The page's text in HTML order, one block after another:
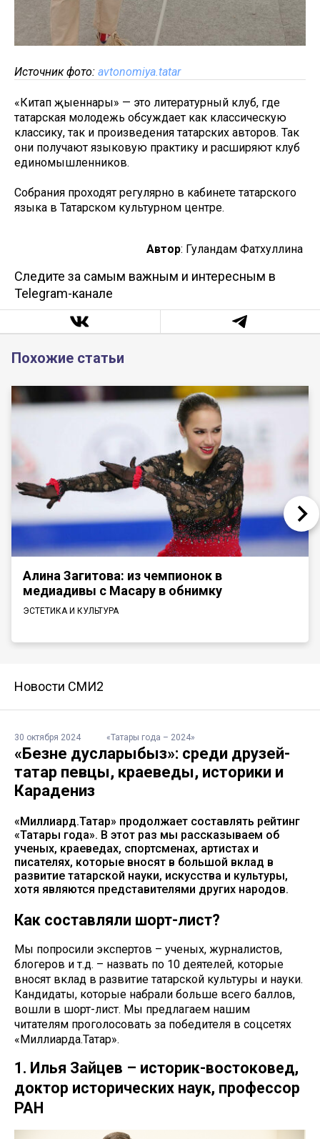
Источник фото: avtonomiya.tatar
«Китап җыеннары» — это литературный клуб, где
татарская молодежь обсуждает как классическую
классику, так и произведения татарских авторов. Так
они получают языковую практику и расширяют клуб
единомышленников.
Собрания проходят регулярно в кабинете татарского
языка в Татарском культурном центре.
Автор: Гуландам Фатхуллина
Следите за самым важным и интересным в
Telegram-канале
Похожие статьи
Алина Загитова: из чемпионок в
медиадивы с Масару в обнимку
ЭСТЕТИКА И КУЛЬТУРА
Новости СМИ2
30 октября 2024 «Татары года – 2024»
«Безнең дусларыбыз»: среди друзей-
татар певцы, краеведы, историки и
Карадениз
«Миллиард.Татар» продолжает составлять рейтинг
«Татары года». В этот раз мы рассказываем об
ученых, краеведах, спортсменах, артистах и
писателях, которые вносят в большой вклад в
развитие татарской науки, искусства и культуры,
хотя являются представителями других народов.
Как составляли шорт-лист?
Мы попросили экспертов – ученых, журналистов,
блогеров и т.д. – назвать по 10 деятелей, которые
вносят вклад в развитие татарской культуры и науки.
Кандидаты, которые набрали больше всего баллов,
вошли в шорт-лист. Мы предлагаем нашим
читателям проголосовать за победителя в соцсетях
«Миллиарда.Татар».
1. Илья Зайцев – историк-востоковед,
доктор исторических наук, профессор
РАН